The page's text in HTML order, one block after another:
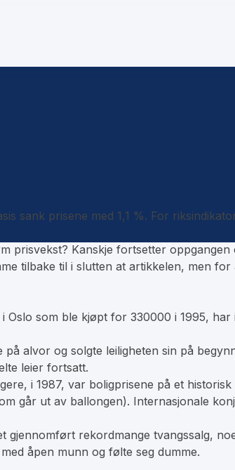
sank prisene med 1,1 %. For
prisvekst? Kanskje fortsetter oppgangen
tilbake til i slutten at artikkelen, men
som ble kjøpt for 330000 i 1995, har
alvor og solgte leiligheten sin på
leier fortsatt.
i 1987, var boligprisene på et
går ut av ballongen). Internasjonale
rekordmange tvangssalg,
åpen munn og følte seg dumme.